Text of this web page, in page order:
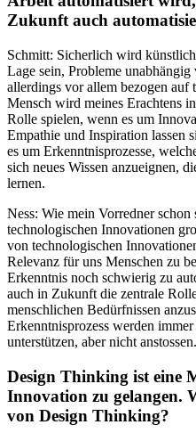
Zukunft auch
Schmitt: Sicherlich wird
Lage sein, Probleme
allerdings vor allem bezogen auf
Mensch wird meines Erachtens
Rolle spielen, wenn es um
Empathie und Inspiration lassen
es um Erkenntnisprozesse,
sich neues Wissen anzueignen,
lernen.
Ness: Wie mein Vorredner schon
technologischen Innovationen
von technologischen
Relevanz für uns Menschen zu
Erkenntnis noch schwierig zu
auch in Zukunft die zentrale
menschlichen Bedürfnissen
Erkenntnisprozess werden
unterstützen, aber nicht anstossen.
Design Thinking ist eine
Innovation zu gelangen.
von Design Thinking?